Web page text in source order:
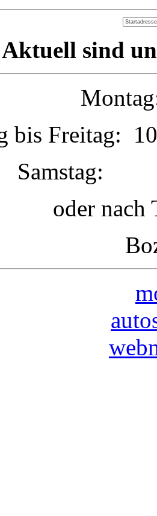
Aktuell sind
bis Freitag:
Samstag:
oder nach